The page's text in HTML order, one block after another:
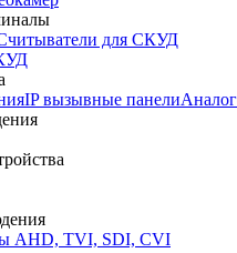
для СКУД
IP вызывные панели
AHD, TVI, SDI, CVI